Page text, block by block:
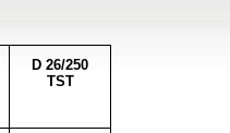
D 26/250
TST